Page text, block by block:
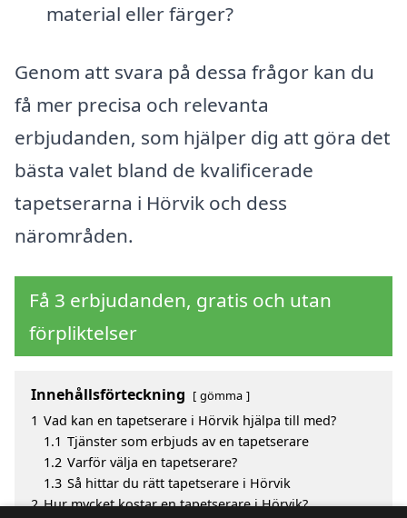
material eller färger?
Genom att svara på dessa frågor kan du
få mer precisa och relevanta
erbjudanden, som hjälper dig att göra det
bästa valet bland de kvalificerade
tapetserarna i Hörvik och dess
närområden.
Få 3 erbjudanden, gratis och utan
förpliktelser
Innehållsförteckning gömma
1 Vad kan en tapetserare i Hörvik hjälpa till med?
1.1 Tjänster som erbjuds av en tapetserare
1.2 Varför välja en tapetserare?
1.3 Så hittar du rätt tapetserare i Hörvik
2 Hur mycket kostar en tapetserare i Hörvik?